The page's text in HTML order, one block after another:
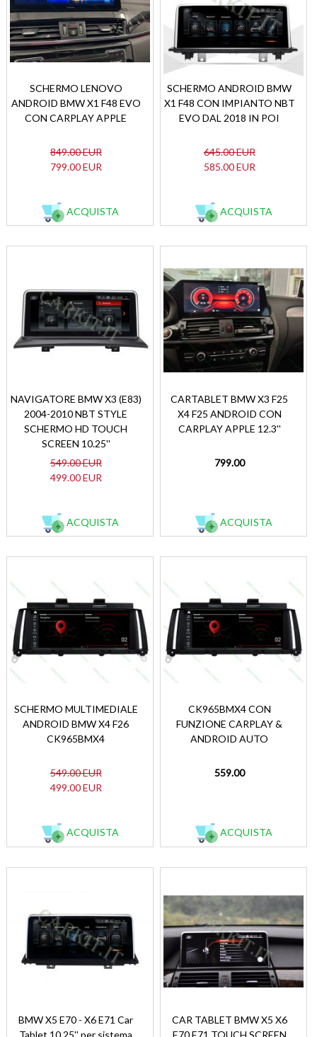
SCHERMO LENOVO
ANDROID BMW X1 F48 EVO
CON CARPLAY APPLE
849.00 EUR
799.00 EUR
ACQUISTA
SCHERMO ANDROID BMW
X1 F48 CON IMPIANTO NBT
EVO DAL 2018 IN POI
645.00 EUR
585.00 EUR
ACQUISTA
NAVIGATORE BMW X3 (E83)
2004-2010 NBT STYLE
SCHERMO HD TOUCH
SCREEN 10.25''
549.00 EUR
499.00 EUR
ACQUISTA
CARTABLET BMW X3 F25
X4 F25 ANDROID CON
CARPLAY APPLE 12.3''
799.00
ACQUISTA
SCHERMO MULTIMEDIALE
ANDROID BMW X4 F26
CK965BMX4
549.00 EUR
499.00 EUR
ACQUISTA
CK965BMX4 CON
FUNZIONE CARPLAY &
ANDROID AUTO
559.00
ACQUISTA
BMW X5 E70 - X6 E71 Car
Tablet 10.25'' per sistema
CAR TABLET BMW X5 X6
E70 E71 TOUCH SCREEN